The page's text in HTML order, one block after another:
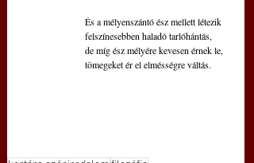
És a mélyenszántó ész mellett létezik
felszínesebben haladó tarlóhántás,
de míg ész mélyére kevesen érnek le,
tömegeket ér el elmésségre váltás.